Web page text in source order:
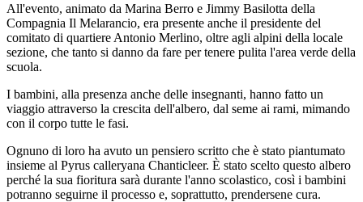
All'evento, animato da Marina Berro e Jimmy Basilotta della
Compagnia Il Melarancio, era presente anche il presidente del
comitato di quartiere Antonio Merlino, oltre agli alpini della locale
sezione, che tanto si danno da fare per tenere pulita l'area verde della
scuola.
I bambini, alla presenza anche delle insegnanti, hanno fatto un
viaggio attraverso la crescita dell'albero, dal seme ai rami, mimando
con il corpo tutte le fasi.
Ognuno di loro ha avuto un pensiero scritto che è stato piantumato
insieme al Pyrus calleryana Chanticleer. È stato scelto questo albero
perché la sua fioritura sarà durante l'anno scolastico, così i bambini
potranno seguirne il processo e, soprattutto, prendersene cura.